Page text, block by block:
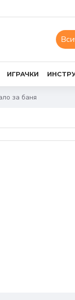
ИГРАЧКИ
за баня